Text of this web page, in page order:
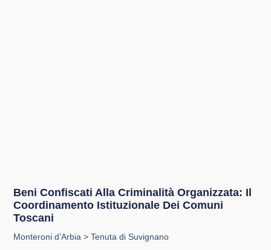
Beni Confiscati Alla Criminalità Organizzata: Il
Coordinamento Istituzionale Dei Comuni
Toscani
Monteroni d’Arbia > Tenuta di Suvignano